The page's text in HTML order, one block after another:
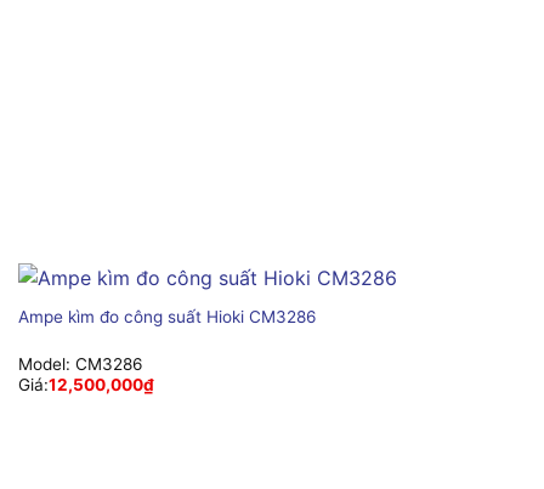
Ampe kìm đo công suất Hioki CM3286
Model: CM3286
Giá:12,500,000₫